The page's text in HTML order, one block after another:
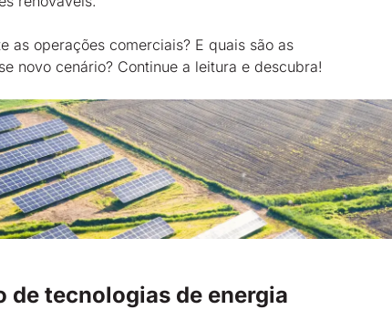
as operações comerciais? E quais são as
novo cenário? Continue a leitura e descubra!
de tecnologias de energia